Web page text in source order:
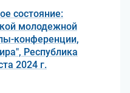
состояние:
молодежной
конференции,
Республика
2024 г.